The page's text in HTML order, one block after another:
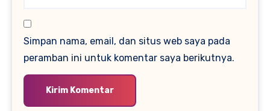
Simpan nama, email, dan situs web saya pada
peramban ini untuk komentar saya berikutnya.